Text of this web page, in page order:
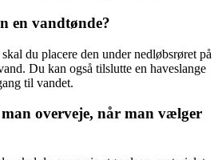
en vandtønde?
du placere den under nedløbsrøret på
Du kan også tilslutte en haveslange
til vandet.
overveje, når man vælger